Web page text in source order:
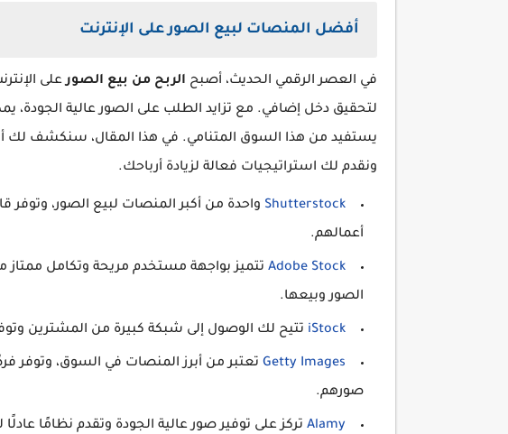
أفضل المنصات لبيع الصور على الإنترنت
في العصر الرقمي الحديث، أصبح الربح من بيع الصورعلى
لتحقيق دخل إضافي. مع تزايد الطلب على الصور عالية
يستفيد من هذا السوق المتنامي. في هذا المقال، سنكشف لك
ونقدم لك استراتيجيات فعالة لزيادة أرباحك.
Shutterstock واحدة من أكبر المنصات لبيع الصور،
أعمالهم.
Adobe Stock
الصور وبيعها.
iStock تتيح لك الوصول إلى شبكة كبيرة من المشترين
Getty Images تعتبر من أبرز المنصات في السوق، وتوفر
صورهم.
Alamy تركز على توفير صور عالية الجودة وتقدم نظامًا